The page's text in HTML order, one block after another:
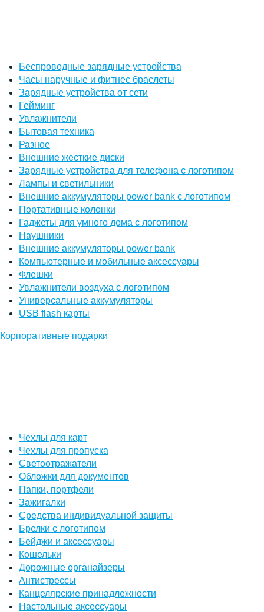
Беспроводные зарядные устройства
Часы наручные и фитнес браслеты
Зарядные устройства от сети
Гейминг
Увлажнители
Бытовая техника
Разное
Внешние жесткие диски
Зарядные устройства для телефона с логотипом
Лампы и светильники
Внешние аккумуляторы power bank с логотипом
Портативные колонки
Гаджеты для умного дома с логотипом
Наушники
Внешние аккумуляторы power bank
Компьютерные и мобильные аксессуары
Флешки
Увлажнители воздуха с логотипом
Универсальные аккумуляторы
USB flash карты
Корпоративные подарки
Чехлы для карт
Чехлы для пропуска
Светоотражатели
Обложки для документов
Папки, портфели
Зажигалки
Средства индивидуальной защиты
Брелки с логотипом
Бейджи и аксессуары
Кошельки
Дорожные органайзеры
Антистрессы
Канцелярские принадлежности
Настольные аксессуары